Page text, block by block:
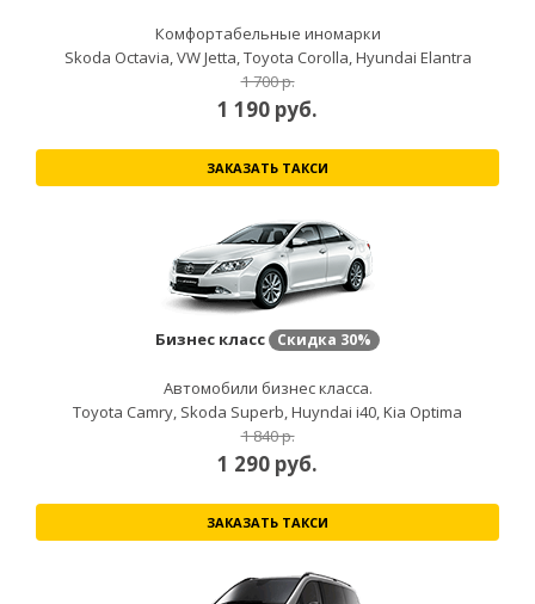
Комфортабельные иномарки
Skoda Octavia, VW Jetta, Toyota Corolla, Hyundai Elantra
1 700 р.
1 190 руб.
ЗАКАЗАТЬ ТАКСИ
Бизнес класс Скидка 30%
Автомобили бизнес класса.
Toyota Camry, Skoda Superb, Huyndai i40, Kia Optima
1 840 р.
1 290 руб.
ЗАКАЗАТЬ ТАКСИ